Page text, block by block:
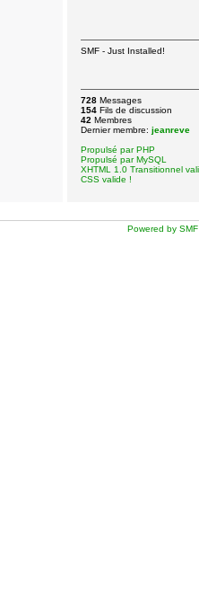
SMF - Just Installed!
728 Messages
154 Fils de discussion
42 Membres
Dernier membre: jeanreve
Propulsé par PHP
Propulsé par MySQL
XHTML 1.0 Transitionnel
CSS valide !
Powered by